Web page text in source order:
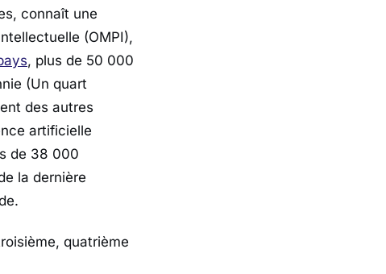
connaît une
(OMPI),
, plus de 50 000
(Un quart
des autres
artificielle
de 38 000
la dernière
quatrième